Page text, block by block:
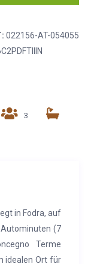
022156-AT-054055
3
in Fodra, auf
(7
Terme
idealen Ort für